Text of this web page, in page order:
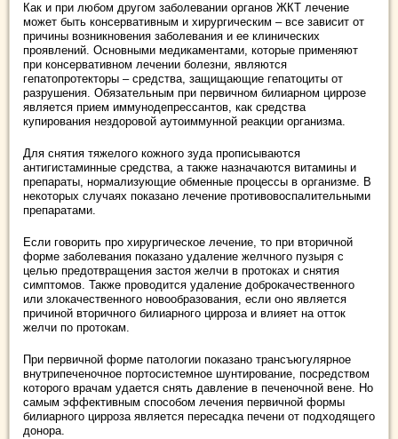
Как и при любом другом заболевании органов ЖКТ лечение
может быть консервативным и хирургическим – все зависит от
причины возникновения заболевания и ее клинических
проявлений. Основными медикаментами, которые применяют
при консервативном лечении болезни, являются
гепатопротекторы – средства, защищающие гепатоциты от
разрушения. Обязательным при первичном билиарном циррозе
является прием иммунодепрессантов, как средства
купирования нездоровой аутоиммунной реакции организма.
Для снятия тяжелого кожного зуда прописываются
антигистаминные средства, а также назначаются витамины и
препараты, нормализующие обменные процессы в организме. В
некоторых случаях показано лечение противовоспалительными
препаратами.
Если говорить про хирургическое лечение, то при вторичной
форме заболевания показано удаление желчного пузыря с
целью предотвращения застоя желчи в протоках и снятия
симптомов. Также проводится удаление доброкачественного
или злокачественного новообразования, если оно является
причиной вторичного билиарного цирроза и влияет на отток
желчи по протокам.
При первичной форме патологии показано трансъюгулярное
внутрипеченочное портосистемное шунтирование, посредством
которого врачам удается снять давление в печеночной вене. Но
самым эффективным способом лечения первичной формы
билиарного цирроза является пересадка печени от подходящего
донора.